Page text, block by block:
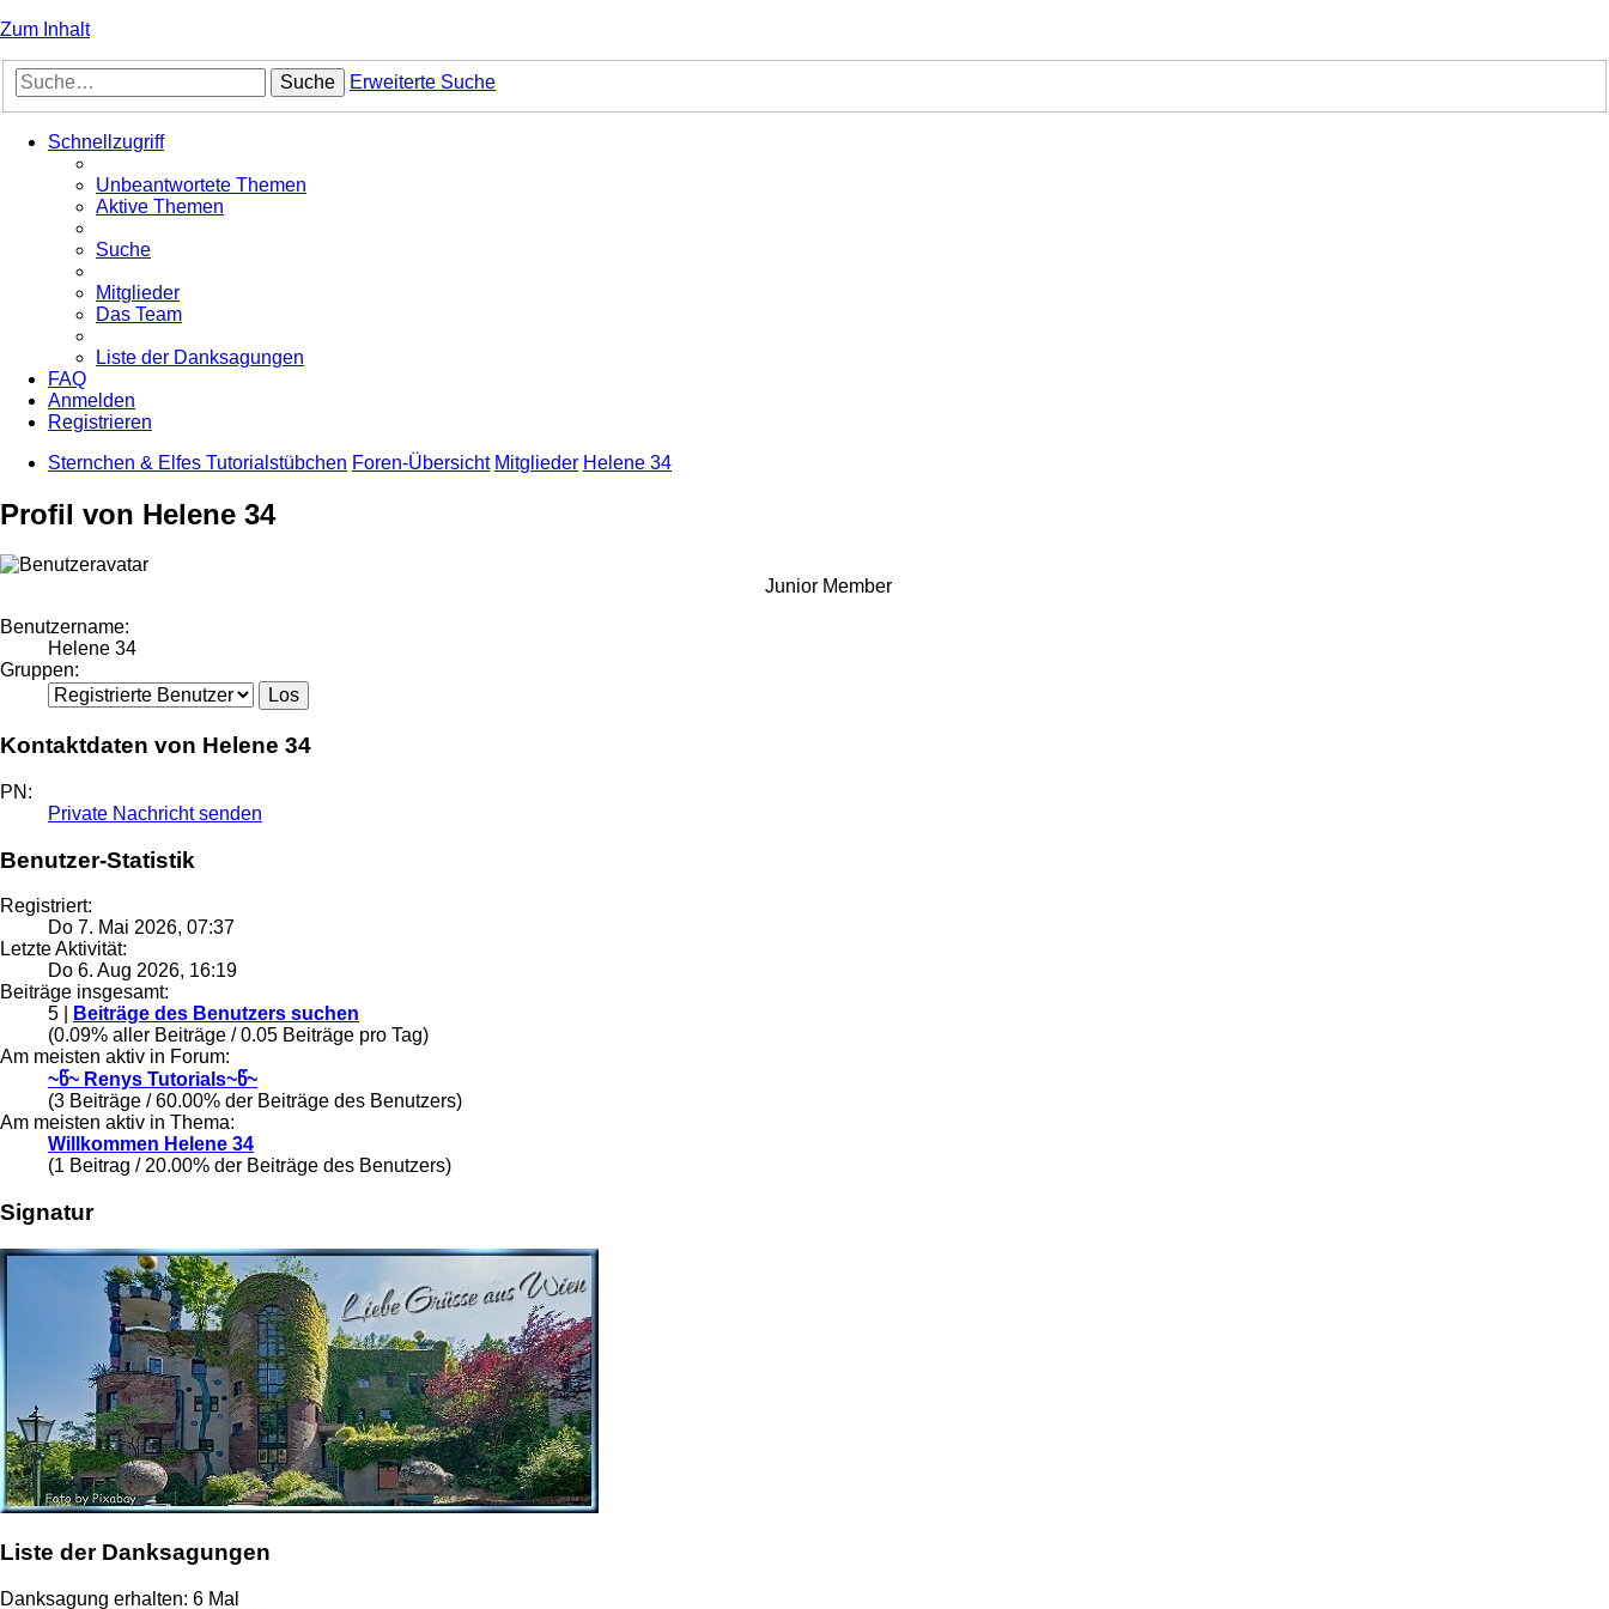
Zum Inhalt
Suche Erweiterte Suche
Schnellzugriff
Unbeantwortete Themen
Aktive Themen
Suche
Mitglieder
Das Team
Liste der Danksagungen
FAQ
Anmelden
Registrieren
Sternchen & Elfes Tutorialstübchen Foren-Übersicht Mitglieder Helene 34
Profil von Helene 34
Junior Member
Benutzername:
Helene 34
Gruppen:
Kontaktdaten von Helene 34
PN:
Private Nachricht senden
Benutzer-Statistik
Registriert:
Do 7. Mai 2026, 07:37
Letzte Aktivität:
Do 6. Aug 2026, 16:19
Beiträge insgesamt:
5 |
Beiträge des Benutzers suchen
(0.09% aller Beiträge / 0.05 Beiträge pro Tag)
Am meisten aktiv in Forum:
~წ~ Renys Tutorials~წ~
(3 Beiträge / 60.00% der Beiträge des Benutzers)
Am meisten aktiv in Thema:
Willkommen Helene 34
(1 Beitrag / 20.00% der Beiträge des Benutzers)
Signatur
Liste der Danksagungen
Danksagung erhalten: 6 Mal